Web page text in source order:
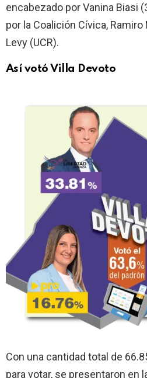
encabezado por Vanina Biasi
por la Coalición Cívica, Ramiro
Levy (UCR).
Así votó Villa Devoto
Con una cantidad total de
para votar, se presentaron en